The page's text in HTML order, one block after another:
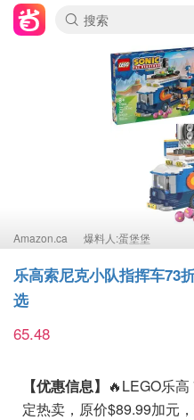
Amazon.ca 爆料人:蛋堡堡
乐高索尼克小队指挥车73
选
65.48
【优惠信息】 🔥LEGO乐
定热卖，原价$89.99加元